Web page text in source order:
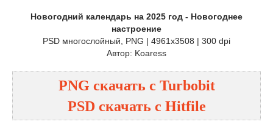
Новогодний календарь на 2025 год - Новогоднее
настроение
PSD многослойный, PNG | 4961x3508 | 300 dpi
Автор: Koaress
PNG cкачать с Turbobit
PSDcкачать с Hitfile